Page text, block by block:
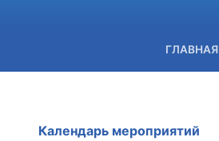
ГЛАВНАЯ
Календарь мероприятий